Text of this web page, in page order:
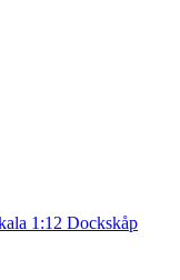
1:12 Dockskåp